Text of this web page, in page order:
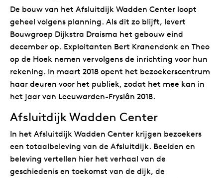
De bouw van het Afsluitdijk Wadden Center loopt
geheel volgens planning. Als dit zo blijft, levert
Bouwgroep Dijkstra Draisma het gebouw eind
december op. Exploitanten Bert Kranendonk en Theo
op de Hoek nemen vervolgens de inrichting voor hun
rekening. In maart 2018 opent het bezoekerscentrum
haar deuren voor het publiek, zodat het mee kan in
het jaar van Leeuwarden-Fryslân 2018.
Afsluitdijk Wadden Center
In het Afsluitdijk Wadden Center krijgen bezoekers
een totaalbeleving van de Afsluitdijk. Beelden en
beleving vertellen hier het verhaal van de
geschiedenis en toekomst van de dijk, de